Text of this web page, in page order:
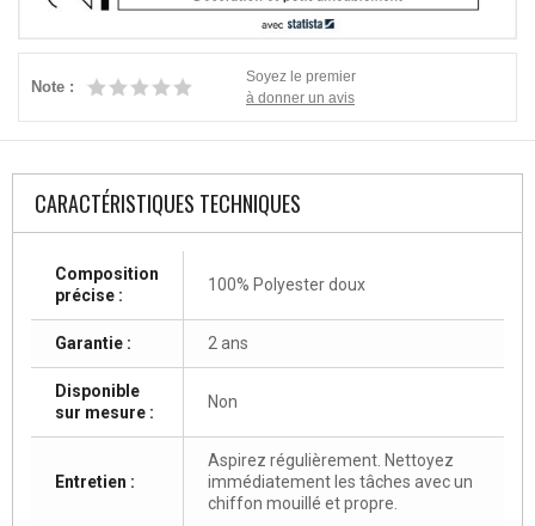
Note :
Soyez le premier
à donner un avis
CARACTÉRISTIQUES TECHNIQUES
Composition
précise :
100% Polyester doux
Garantie : 2 ans
Disponible
sur mesure :
Non
Entretien :
Aspirez régulièrement. Nettoyez
immédiatement les tâches avec un
chiffon mouillé et propre.